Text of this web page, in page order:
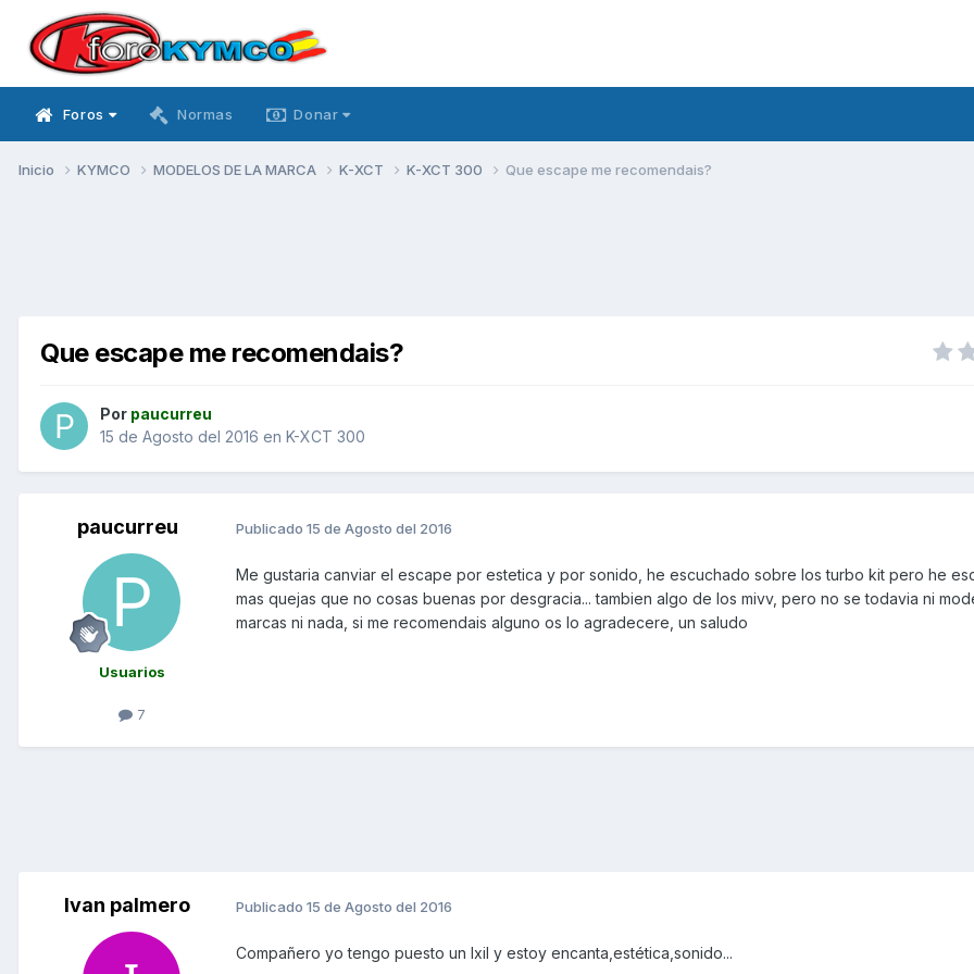
Foros Normas Donar
Inicio KYMCO MODELOS DE LA MARCA K-XCT K-XCT 300 Que escape me recomendais?
Que escape me recomendais?
Por paucurreu
15 de Agosto del 2016 en K-XCT 300
paucurreu
Usuarios
7
Publicado 15 de Agosto del 2016
Me gustaria canviar el escape por estetica y por sonido, he escuchado sobre los turbo kit pero he
mas quejas que no cosas buenas por desgracia... tambien algo de los mivv, pero no se todavia ni
marcas ni nada, si me recomendais alguno os lo agradecere, un saludo
Ivan palmero Publicado 15 de Agosto del 2016
Compañero yo tengo puesto un Ixil y estoy encanta,estética,sonido...